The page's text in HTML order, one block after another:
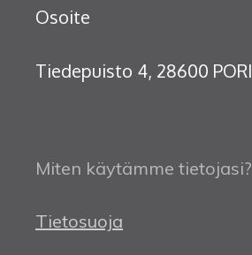
Osoite
Tiedepuisto 4, 28600 PORI
Miten käytämme tietojasi?
Tietosuoja